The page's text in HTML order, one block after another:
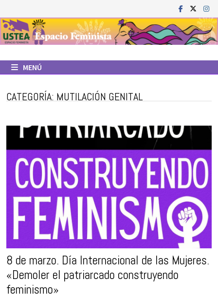
al
contenido
MENÚ
CATEGORÍA: MUTILACIÓN GENITAL
8 de marzo. Día Internacional de las Mujeres.
«Demoler el patriarcado construyendo
feminismo»